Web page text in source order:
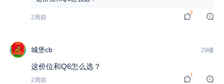
2周前
2
城堡cb 29楼
这价位和Q6怎么选？
2周前
1